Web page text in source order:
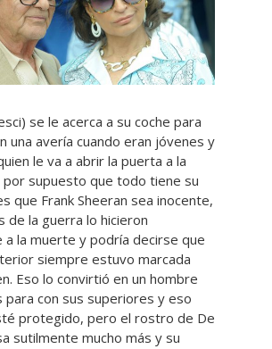
se le acerca a su coche para
una avería cuando eran jóvenes y
le va a abrir la puerta a la
supuesto que todo tiene su
que Frank Sheeran sea inocente,
de la guerra lo hicieron
la muerte y podría decirse que
siempre estuvo marcada
Eso lo convirtió en un hombre
para con sus superiores y eso
protegido, pero el rostro de De
sutilmente mucho más y su